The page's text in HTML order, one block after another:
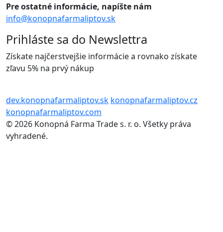
Pre ostatné informácie, napíšte nám
info@konopnafarmaliptov.sk
Prihláste sa do Newslettra
Získate najčerstvejšie informácie a rovnako získate
zľavu 5% na prvý nákup
dev.konopnafarmaliptov.sk konopnafarmaliptov.cz
konopnafarmaliptov.com
© 2026 Konopná Farma Trade s. r. o. Všetky práva
vyhradené.